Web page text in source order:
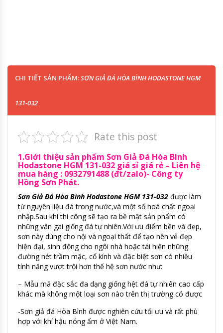
CHI TIẾT SẢN PHẨM:SƠN GIẢ ĐÁ HÒA BÌNH HODASTONE HGM
131-032
Rate this post
1.Giới thiệu sản phẩm Sơn Giả Đá Hòa Bình
Hodastone HGM 131-032 giá sỉ giá rẻ – Liên hệ
mua hàng : 0932791488 (đt/zalo)- Công ty
Hồng Sơn Phát.
Sơn Giả Đá Hòa Bình Hodastone HGM 131-032 được làm
từ nguyên liệu đá trong nước,và một số hoá chất ngoại
nhập.Sau khi thi công sẽ tạo ra bề mặt sản phẩm có
những vân gai giống đá tự nhiên.Với ưu điểm bền và đẹp,
sơn này dùng cho nội và ngoại thất để tạo nên vẻ đẹp
hiện đại, sinh động cho ngôi nhà hoặc tái hiện những
đường nét trầm mặc, cổ kính và đặc biệt sơn có nhiều
tính năng vượt trội hơn thế hệ sơn nước như:
– Mẫu mã đặc sắc đa dạng giống hệt đá tự nhiên cao cấp
khác mà không một loại sơn nào trên thị trường có được
-Sơn giả đá Hòa Bình được nghiên cứu tối ưu và rất phù
hợp với khí hậu nóng ẩm ở Việt Nam.